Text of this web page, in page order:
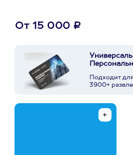
От 15 000 ₽
Подходит
3900+